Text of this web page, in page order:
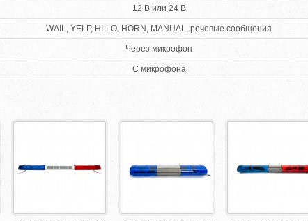
12 В или 24 В
WAIL, YELP, HI-LO, HORN, MANUAL, речевые сообщения
Через микрофон
С микрофона